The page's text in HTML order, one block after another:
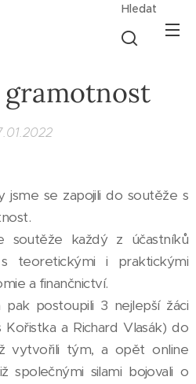
Hledat
jsme se zapojili do soutěže s
soutěže každý z účastníků
teoretickými i praktickými
a finančnictví.
pak postoupili 3 nejlepší žáci
Kořistka a Richard Vlasák) do
vytvořili tým, a opět online
společnými silami bojovali o